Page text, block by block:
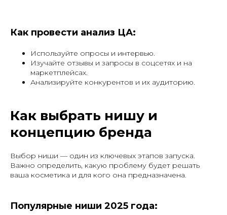
Как провести анализ ЦА:
Используйте опросы и интервью.
Изучайте отзывы и запросы в соцсетях и на
маркетплейсах.
Анализируйте конкурентов и их аудиторию.
Как выбрать нишу и
концепцию бренда
Выбор ниши — один из ключевых этапов запуска.
Важно определить, какую проблему будет решать
ваша косметика и для кого она предназначена.
Популярные ниши 2025 года: